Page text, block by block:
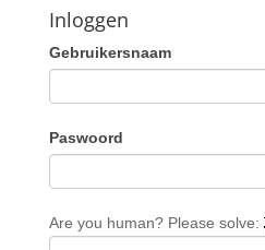
Inloggen
Gebruikersnaam
Paswoord
Are you human? Please solve: